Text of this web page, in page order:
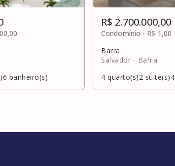
6 banheiro(s)
R$ 2.700.000,00
Condomínio - R$ 1,00
Barra
Salvador - Bahia
4 quarto(s)2 suite(s)4